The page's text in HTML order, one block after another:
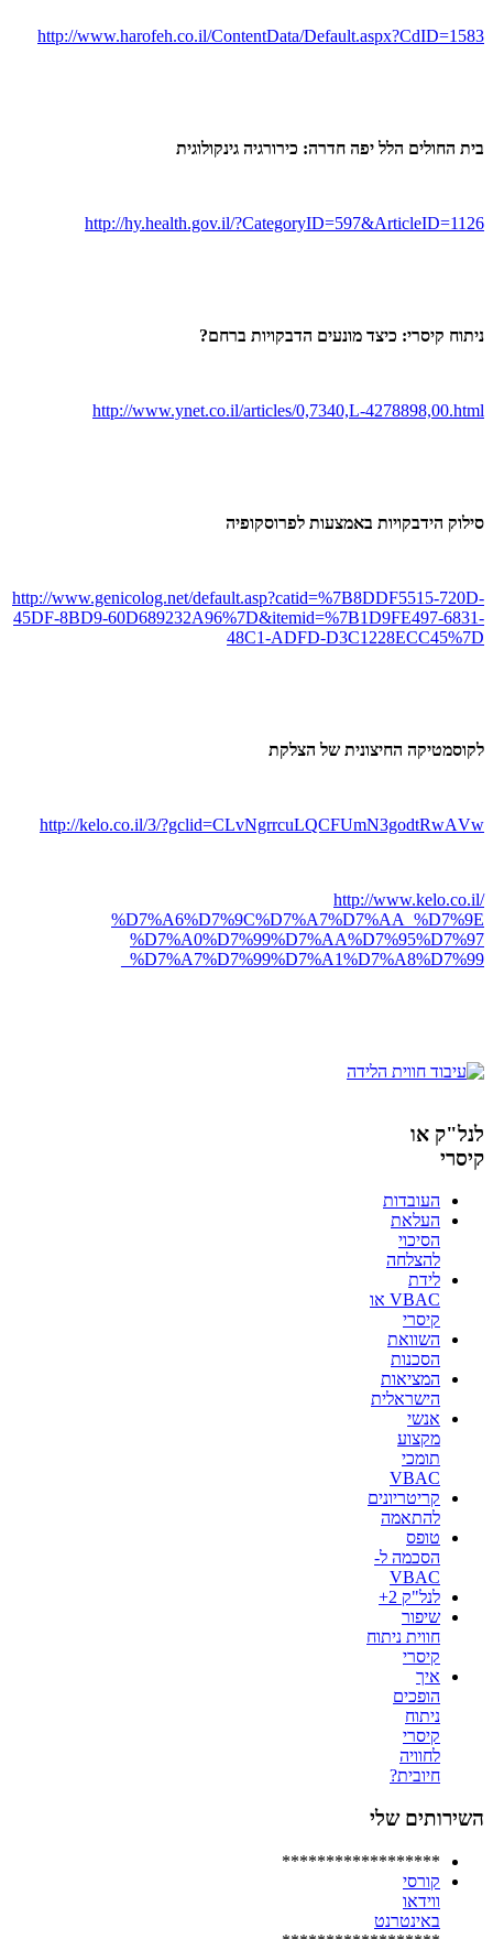
http://www.harofeh.co.il/ContentData/Default.aspx?CdID=1583
בית החולים הלל יפה חדרה: כירורגיה גינקולוגית
http://hy.health.gov.il/?CategoryID=597&ArticleID=1126
ניתוח קיסרי: כיצד מונעים הדבקויות ברחם?
http://www.ynet.co.il/articles/0,7340,L-4278898,00.html
סילוק הידבקויות באמצעות לפרוסקופיה
http://www.genicolog.net/default.asp?catid=%7B8DDF5515-720D-
45DF-8BD9-60D689232A96%7D&itemid=%7B1D9FE497-6831-
48C1-ADFD-D3C1228ECC45%7D
לקוסמטיקה החיצונית של הצלקת
http://kelo.co.il/3/?gclid=CLvNgrrcuLQCFUmN3godtRwAVw
http://www.kelo.co.il/
%D7%A6%D7%9C%D7%A7%D7%AA_%D7%9E
%D7%A0%D7%99%D7%AA%D7%95%D7%97
_%D7%A7%D7%99%D7%A1%D7%A8%D7%99
לנל"ק או
קיסרי
העובדות
העלאת
הסיכוי
להצלחה
לידת
VBAC או
קיסרי
השוואת
הסכנות
המציאות
הישראלית
אנשי
מקצוע
תומכי
VBAC
קריטריונים
להתאמה
טופס
הסכמה ל-
VBAC
לנל"ק 2+
שיפור
חווית ניתוח
קיסרי
איך
הופכים
ניתוח
קיסרי
לחוויה
חיובית?
השירותים שלי
******************
קורסי
ווידאו
באינטרנט